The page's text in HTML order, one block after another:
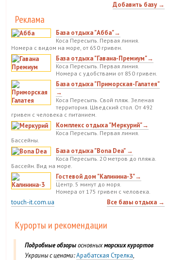
Добавить базу →
Реклама
База отдыха "Абба"→
Коса Пересыпь. Первая линия.
Номера с видом на море, от 650 гривен.
База отдыха "Гавана-Премиум"→
Коса Пересыпь. Первая линия.
Номера с удобствами от 850 гривен.
База отдыха "Приморская-Галатея"
→
Коса Пересыпь. Свой пляж. Зеленая
территория. Шведский стол. От 492
гривен с человека с питанием.
Комплекс отдыха "Меркурий"→
Коса Пересыпь. Первая линия.
Бассейны.
База отдыха "Bona Dea" →
Коса Пересыпь. 20 метров до пляжа.
Бассейн. Вид на море.
Гостевой дом "Калинина-3"→
Центр. 5 минут до моря.
Номера от 175 гривен с человека.
Все базы отдыха →
touch-it.com.ua
Курорты и рекомендации
Подробные обзорыосновныхморских курортов
Украины с ценами: Арабатская Стрелка,